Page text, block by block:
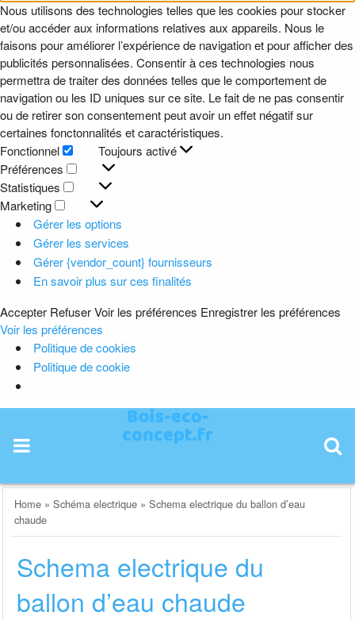
Nous utilisons des technologies telles que les cookies pour stocker
et/ou accéder aux informations relatives aux appareils. Nous le
faisons pour améliorer l’expérience de navigation et pour afficher des
publicités personnalisées. Consentir à ces technologies nous
permettra de traiter des données telles que le comportement de
navigation ou les ID uniques sur ce site. Le fait de ne pas consentir
ou de retirer son consentement peut avoir un effet négatif sur
certaines fonctonnalités et caractéristiques.
Fonctionnel
Fonctionnel
Toujours activé
Préférences
Préférences
Statistiques
Statistiques
Marketing
Marketing
Gérer les options
Gérer les services
Gérer {vendor_count} fournisseurs
En savoir plus sur ces finalités
Accepter RefuserVoir les préférences Enregistrer les préférences
Voir les préférences
Politique de cookies
Politique de cookie
content
Home »Schéma electrique »Schema electrique du ballon d’eau
chaude
Schema electrique du
ballon d’eau chaude